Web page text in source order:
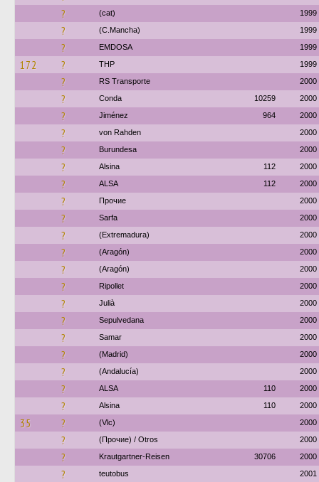
? (cat) 1999
? (C.Mancha) 1999
? EMDOSA 1999
172 ? THP 1999
? RS Transporte 2000
? Conda 10259 2000
? Jiménez 964 2000
? von Rahden 2000
? Burundesa 2000
? Alsina 112 2000
? ALSA 112 2000
? Прочие 2000
? Sarfa 2000
? (Extremadura) 2000
? (Aragón) 2000
? (Aragón) 2000
? Ripollet 2000
? Julià 2000
? Sepulvedana 2000
? Samar 2000
? (Madrid) 2000
? (Andalucía) 2000
? ALSA 110 2000
? Alsina 110 2000
35 ? (Vlc) 2000
? (Прочие) / Otros 2000
? Krautgartner-Reisen 30706 2000
? teutobus 2001